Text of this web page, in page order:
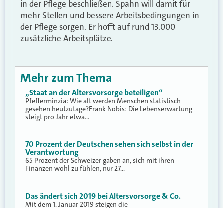
in der Pflege beschließen. Spahn will damit für
mehr Stellen und bessere Arbeitsbedingungen in
der Pflege sorgen. Er hofft auf rund 13.000
zusätzliche Arbeitsplätze.
Mehr zum Thema
„Staat an der Altersvorsorge beteiligen“
Pfefferminzia: Wie alt werden Menschen statistisch
gesehen heutzutage?Frank Nobis: Die Lebenserwartung
steigt pro Jahr etwa…
70 Prozent der Deutschen sehen sich selbst in der
Verantwortung
65 Prozent der Schweizer gaben an, sich mit ihren
Finanzen wohl zu fühlen, nur 27…
Das ändert sich 2019 bei Altersvorsorge & Co.
Mit dem 1. Januar 2019 steigen die